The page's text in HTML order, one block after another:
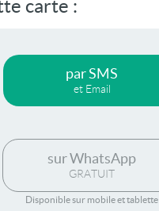
carte :
par SMS
et Email
sur WhatsApp
GRATUIT
Disponible sur mobile et tablette